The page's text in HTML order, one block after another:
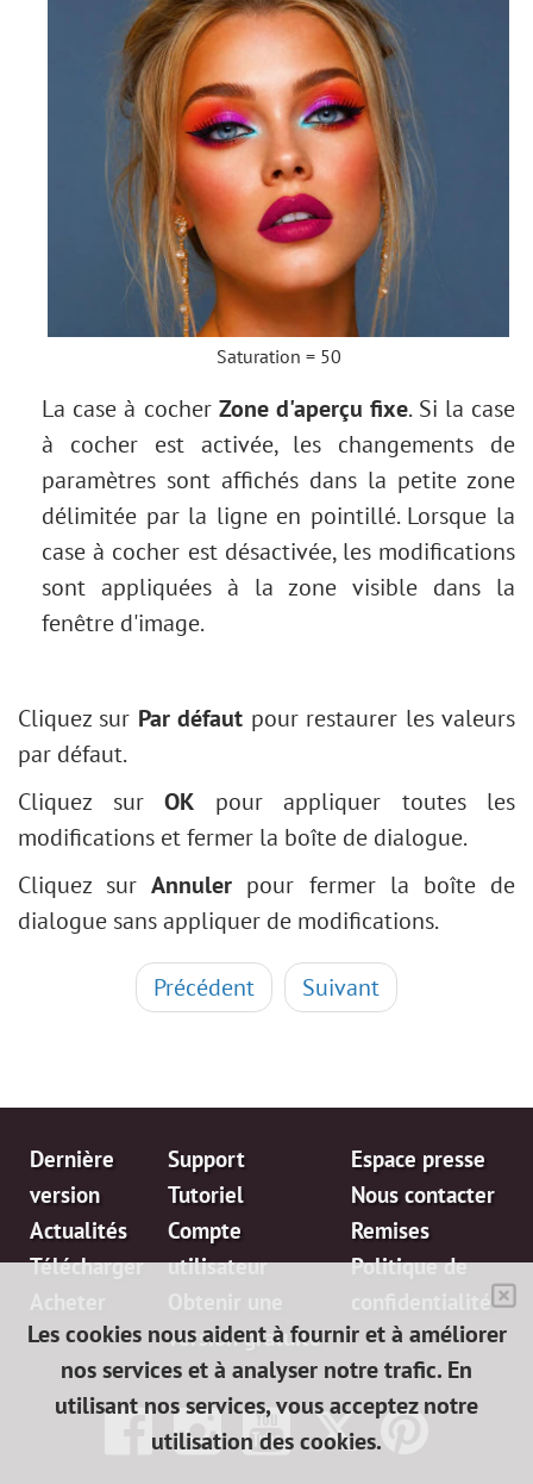
Saturation = 50
La case à cocher Zone d'aperçu fixe. Si la case
à cocher est activée, les changements de
paramètres sont affichés dans la petite zone
délimitée par la ligne en pointillé. Lorsque la
case à cocher est désactivée, les modifications
sont appliquées à la zone visible dans la
fenêtre d'image.
Cliquez sur Par défaut pour restaurer les valeurs
par défaut.
Cliquez sur OK pour appliquer toutes les
modifications et fermer la boîte de dialogue.
Cliquez surAnnuler pour fermer la boîte de
dialogue sans appliquer de modifications.
Précédent Suivant
Dernière
version
Actualités
Télécharger
Support
Tutoriel
Compte
utilisateur
version gratuite
Espace presse
Nous contacter
Remises
Politique de
Les cookies nous aident à fournir et à améliorer
nos services et à analyser notre trafic. En
utilisant nos services, vous acceptez notre
utilisation des cookies.